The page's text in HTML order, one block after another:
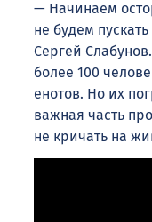
— Начинаем
не будем
Сергей
более 100
енотов. Но их
важная часть
не кричать на